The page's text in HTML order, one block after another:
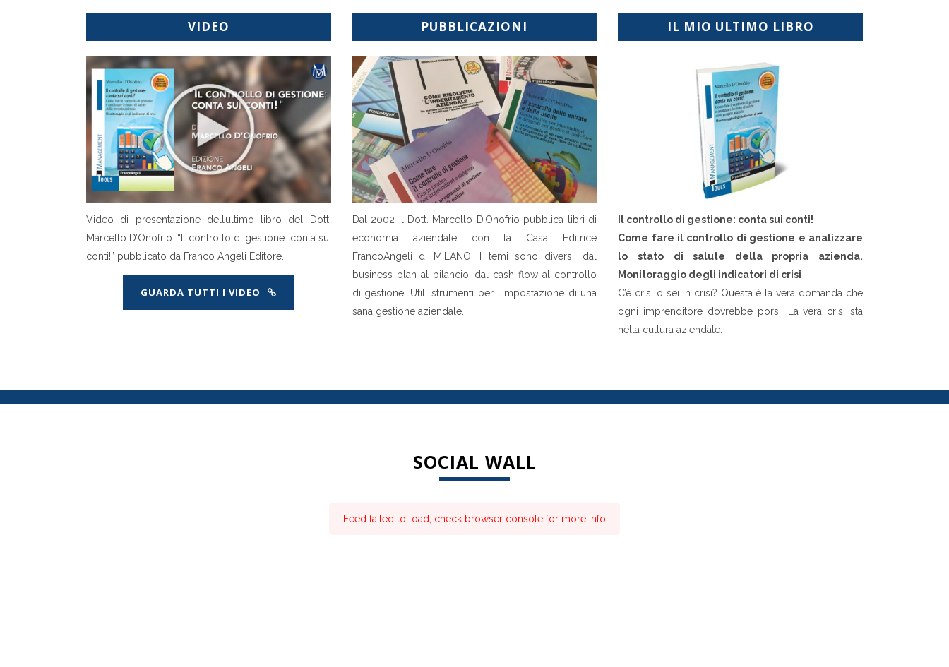
VIDEO
Video di presentazione dell’ultimo libro del Dott.
Marcello D’Onofrio: “Il controllo di gestione: conta sui
conti!” pubblicato da Franco Angeli Editore.
GUARDA TUTTI I VIDEO
PUBBLICAZIONI
Dal 2002 il Dott. Marcello D’Onofrio pubblica libri di
economia aziendale con la Casa Editrice
FrancoAngeli di MILANO. I temi sono diversi: dal
business plan al bilancio, dal cash flow al controllo
di gestione. Utili strumenti per l’impostazione di una
sana gestione aziendale.
IL MIO ULTIMO LIBRO
Il controllo di gestione: conta sui conti!
Come fare il controllo di gestione e analizzare
lo stato di salute della propria azienda.
Monitoraggio degli indicatori di crisi
C’è crisi o sei in crisi? Questa è la vera domanda che
ogni imprenditore dovrebbe porsi. La vera crisi sta
nella cultura aziendale.
SOCIAL WALL
Feed failed to load, check browser console for more info